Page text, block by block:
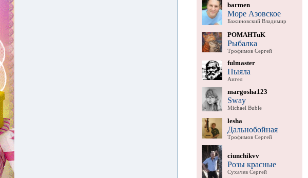
barmen
Море Азовское
Бажиновский Владимир
POMAHTuK
Рыбалка
Трофимов Сергей
fulmaster
Пыяла
Аигел
margosha123
Sway
Michael Buble
lesha
Дальнобойная
Трофимов Сергей
ciunchikvv
Розы красные
Сухачев Сергей